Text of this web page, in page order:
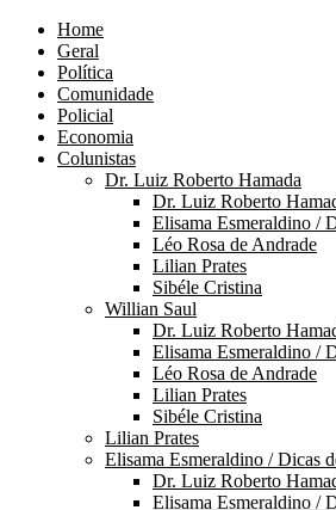
Home
Geral
Política
Comunidade
Policial
Economia
Colunistas
Dr. Luiz Roberto Hamada
Dr. Luiz Roberto
Elisama Esmeraldino /
Léo Rosa de Andrade
Lilian Prates
Sibéle Cristina
Willian Saul
Dr. Luiz Roberto
Elisama Esmeraldino /
Léo Rosa de Andrade
Lilian Prates
Sibéle Cristina
Lilian Prates
Elisama Esmeraldino / Dicas
Dr. Luiz Roberto
Elisama Esmeraldino /